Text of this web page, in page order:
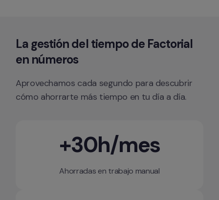
La gestión del tiempo de Factorial
en números
Aprovechamos cada segundo para descubrir
cómo ahorrarte más tiempo en tu día a día.
+30h/mes
Ahorradas en trabajo manual